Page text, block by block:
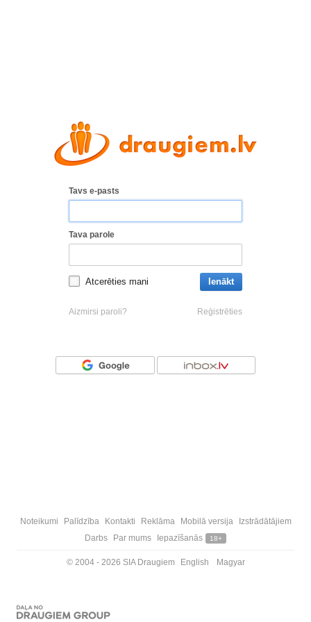
Tavs e-pasts
Tava parole
Atcerēties mani Ienākt
Aizmirsi paroli? Reģistrēties
Noteikumi Palīdzība Kontakti Reklāma Mobilā versija
Izstrādātājiem
Darbs
Par mums Iepazīšanās 18+
© 2004 - 2026 SIA Draugiem English Magyar